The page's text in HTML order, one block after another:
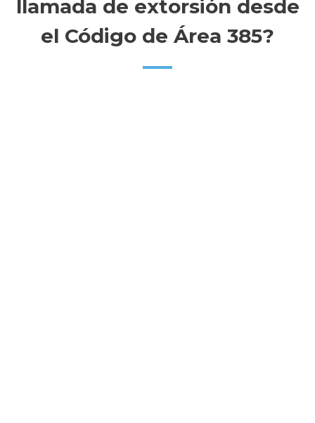
llamada de extorsión desde
el Código de Área 385?